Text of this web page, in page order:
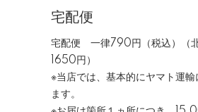
宅配便
宅配便 一律790円（税込）（
1650円）
※当店では、基本的にヤマト運輸
ます。